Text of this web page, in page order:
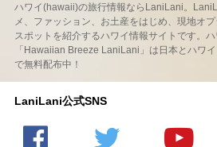
ハワイ(hawaii)の旅行情報ならLaniLani。
メ、ファッション、お土産をはじめ、現地オ
スポットを紹介するハワイ情報サイトです。
「Hawaiian Breeze LaniLani」は日本とハワ
で無料配布中！
LaniLani公式SNS